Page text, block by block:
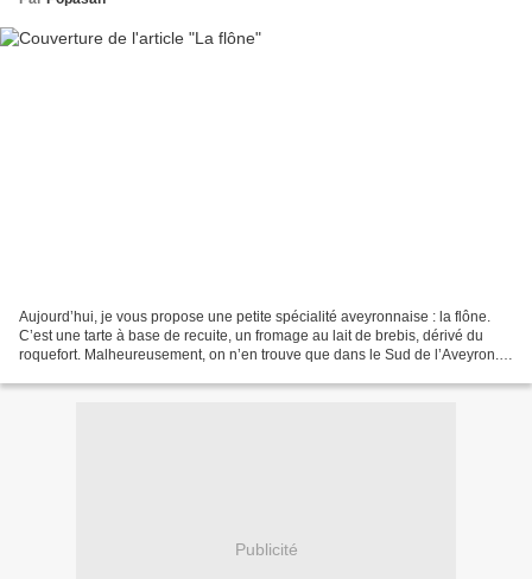
Aujourd’hui, je vous propose une petite spécialité aveyronnaise : la flône.
C’est une tarte à base de recuite, un fromage au lait de brebis, dérivé du
roquefort. Malheureusement, on n’en trouve que dans le Sud de l’Aveyron.
Publicité